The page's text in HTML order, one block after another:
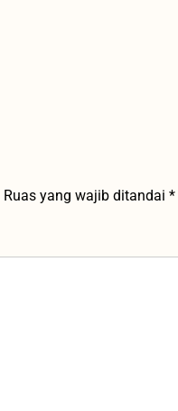
Ruas yang wajib ditandai *